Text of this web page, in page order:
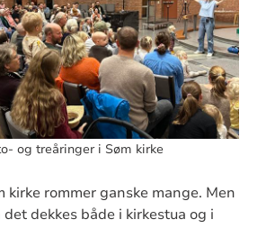
og treåringer i Søm kirke
kirke rommer ganske mange. Men
dekkes både i kirkestua og i